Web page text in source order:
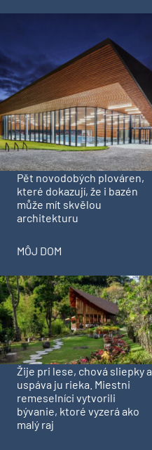
Pět novodobých plováren,
které dokazují, že i bazén
může mít skvělou
architekturu
MÔJ DOM
Žije pri lese, chová sliepky a
uspáva ju rieka. Miestni
remeselníci vytvorili
bývanie, ktoré vyzerá ako
malý raj